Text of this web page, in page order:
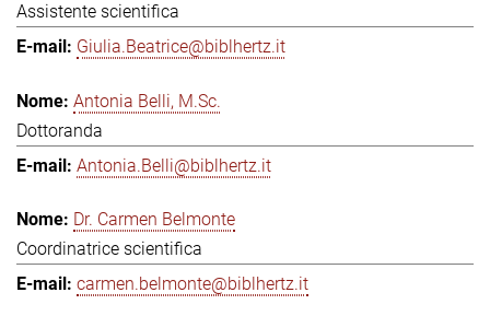
Assistente scientifica
Giulia.Beatrice@biblhertz.it
Antonia Belli, M.Sc.
Dottoranda
Antonia.Belli@biblhertz.it
Dr. Carmen Belmonte
Coordinatrice scientifica
carmen.belmonte@biblhertz.it